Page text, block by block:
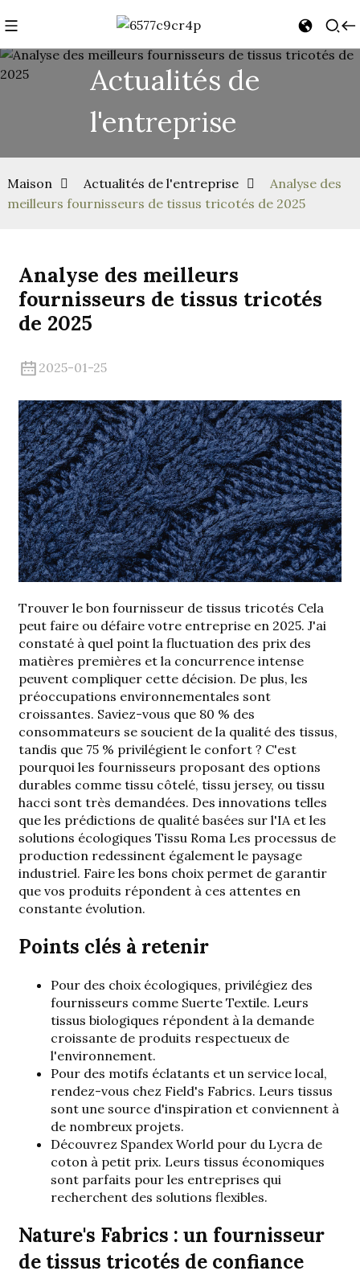
Actualités de
l'entreprise
Maison Actualités de l'entreprise
Analyse des
meilleurs fournisseurs de tissus tricotés de 2025
Analyse des meilleurs
fournisseurs de tissus tricotés
de 2025
2025-01-25
Trouver le bon fournisseur de tissus tricotés Cela
peut faire ou défaire votre entreprise en 2025. J'ai
constaté à quel point la fluctuation des prix des
matières premières et la concurrence intense
peuvent compliquer cette décision. De plus, les
préoccupations environnementales sont
croissantes. Saviez-vous que 80 % des
consommateurs se soucient de la qualité des tissus,
tandis que 75 % privilégient le confort ? C'est
pourquoi les fournisseurs proposant des options
durables comme tissu côtelé, tissu jersey, ou tissu
haccisont très demandées. Des innovations telles
que les prédictions de qualité basées sur l'IA et les
solutions écologiques Tissu RomaLes processus de
production redessinent également le paysage
industriel. Faire les bons choix permet de garantir
que vos produits répondent à ces attentes en
constante évolution.
Points clés à retenir
Pour des choix écologiques, privilégiez des
fournisseurs comme Suerte Textile. Leurs
tissus biologiques répondent à la demande
croissante de produits respectueux de
l'environnement.
Pour des motifs éclatants et un service local,
rendez-vous chez Field's Fabrics. Leurs tissus
sont une source d'inspiration et conviennent à
de nombreux projets.
Découvrez Spandex World pour du Lycra de
coton à petit prix. Leurs tissus économiques
sont parfaits pour les entreprises qui
recherchent des solutions flexibles.
Nature's Fabrics : un fournisseur
de tissus tricotés de confiance